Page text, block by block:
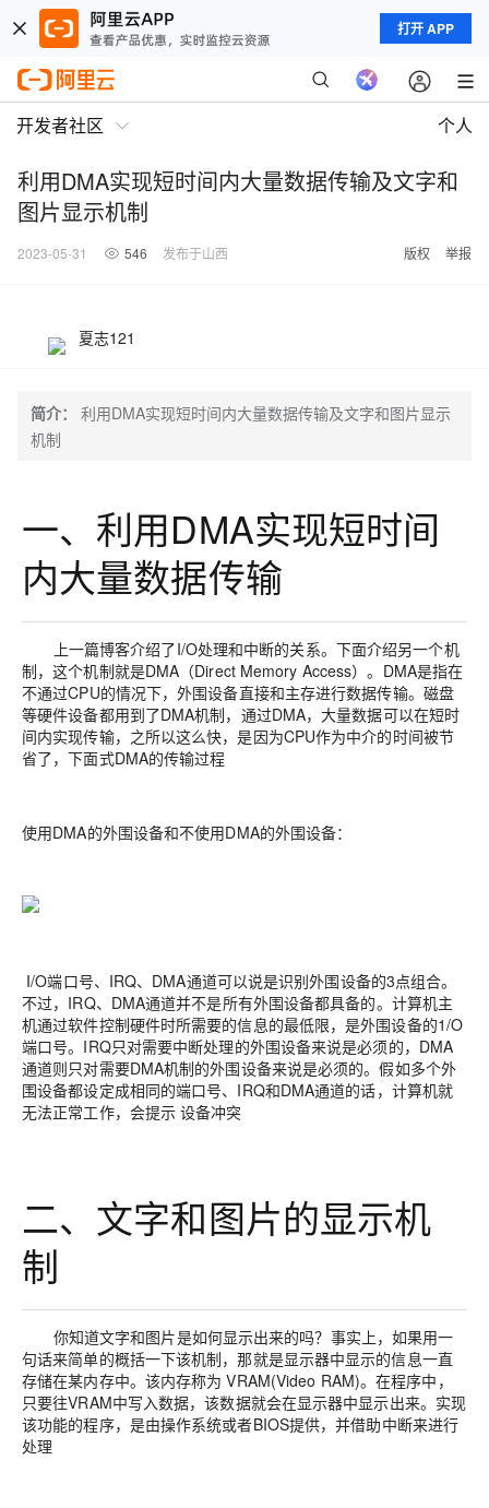
打开 APP
开发者社区 个人
利用DMA实现短时间内大量数据传输及文字和
图片显示机制
2023-05-31 546 发布于山西 版权 举报
夏志121
简介：
利用DMA实现短时间内大量数据传输及文字和图片显示
机制
一、利用DMA实现短时间
内大量数据传输
上一篇博客介绍了I/O处理和中断的关系。下面介绍另一个机
制，这个机制就是DMA（Direct Memory Access）。DMA是指在
不通过CPU的情况下，外围设备直接和主存进行数据传输。磁盘
等硬件设备都用到了DMA机制，通过DMA，大量数据可以在短时
间内实现传输，之所以这么快，是因为CPU作为中介的时间被节
省了，下面式DMA的传输过程
使用DMA的外围设备和不使用DMA的外围设备：
I/O端口号、IRQ、DMA通道可以说是识别外围设备的3点组合。
不过，IRQ、DMA通道并不是所有外围设备都具备的。计算机主
机通过软件控制硬件时所需要的信息的最低限，是外围设备的1/O
端口号。IRQ只对需要中断处理的外围设备来说是必须的，DMA
通道则只对需要DMA机制的外围设备来说是必须的。假如多个外
围设备都设定成相同的端口号、IRQ和DMA通道的话，计算机就
无法正常工作，会提示 设备冲突
二、文字和图片的显示机
制
你知道文字和图片是如何显示出来的吗？事实上，如果用一
句话来简单的概括一下该机制，那就是显示器中显示的信息一直
存储在某内存中。该内存称为 VRAM(Video RAM)。在程序中，
只要往VRAM中写入数据，该数据就会在显示器中显示出来。实现
该功能的程序，是由操作系统或者BIOS提供，并借助中断来进行
处理